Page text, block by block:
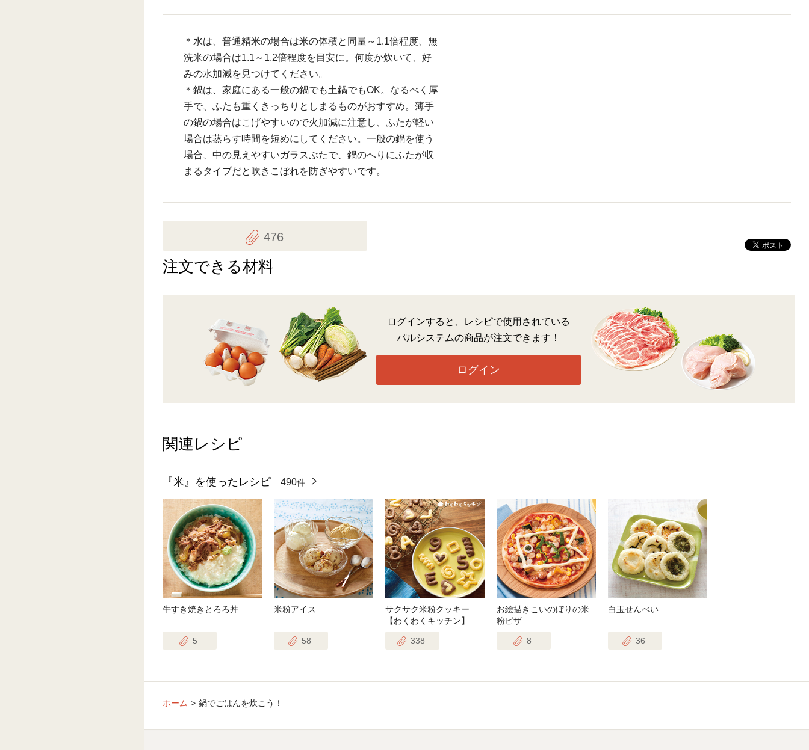
＊水は、普通精米の場合は米の体積と同量～1.1倍程度、無
洗米の場合は1.1～1.2倍程度を目安に。何度か炊いて、好
みの水加減を見つけてください。
＊鍋は、家庭にある一般の鍋でも土鍋でもOK。なるべく厚
手で、ふたも重くきっちりとしまるものがおすすめ。薄手
の鍋の場合はこげやすいので火加減に注意し、ふたが軽い
場合は蒸らす時間を短めにしてください。一般の鍋を使う
場合、中の見えやすいガラスぶたで、鍋のへりにふたが収
まるタイプだと吹きこぼれを防ぎやすいです。
476
注文できる材料
ログインすると、レシピで使用されている
パルシステムの商品が注文できます！
ログイン
関連レシピ
『米』を使ったレシピ 490件
牛すき焼きとろろ丼
5
米粉アイス
58
サクサク米粉クッキー
【わくわくキッチン】
338
お絵描きこいのぼりの米
粉ピザ
8
白玉せんべい
36
ホーム 鍋でごはんを炊こう！